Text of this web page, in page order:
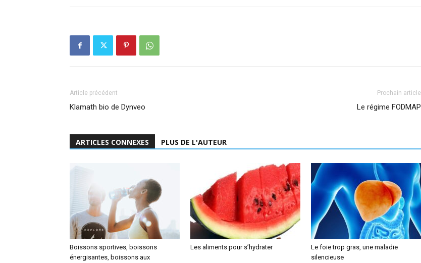
Article précédent
Klamath bio de Dynveo
Prochain article
Le régime FODMAP
ARTICLES CONNEXES PLUS DE L'AUTEUR
Boissons sportives, boissons
énergisantes, boissons aux
Les aliments pour s’hydrater
Le foie trop gras, une maladie
silencieuse